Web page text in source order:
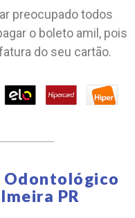
preocupado todos
o boleto amil, pois
do seu cartão.
Odontológico
PR